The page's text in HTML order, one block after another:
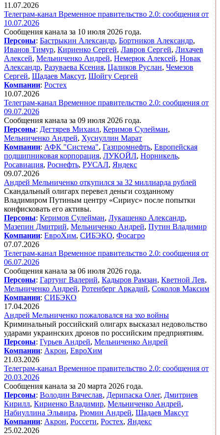
11.07.2026
Телеграм-канал Временное правительство 2.0: сообщения от
10.07.2026
Сообщения канала за 10 июля 2026 года.
Персоны: Бастрыкин Александр, Бортников Александр,
Иванов Тимур, Кириенко Сергей, Лавров Сергей, Лихачев
Алексей, Мельниченко Андрей, Немерюк Алексей, Новак
Александр, Разуваева Ксения, Цаликов Руслан, Чемезов
Сергей, Шадаев Максут, Шойгу Сергей
Компании: Ростех
10.07.2026
Телеграм-канал Временное правительство 2.0: сообщения от
09.07.2026
Сообщения канала за 09 июля 2026 года.
Персоны: Дегтярев Михаил, Керимов Сулейман,
Мельниченко Андрей, Хуснуллин Марат
Компании: АФК "Система", Газпромнефть, Европейская
подшипниковая корпорация, ЛУКОЙЛ, Норникель,
Росавиация, Роснефть, РУСАЛ, Яндекс
09.07.2026
Андрей Мельниченко откупился за 32 миллиарда рублей
Скандальный олигарх перевел деньги созданному
Владимиром Путиным центру «Сириус» после попытки
конфисковать его активы.
Персоны: Керимов Сулейман, Лукашенко Александр,
Мазепин Дмитрий, Мельниченко Андрей, Путин Владимир
Компании: ЕвроХим, СИБЭКО, Фосагро
07.07.2026
Телеграм-канал Временное правительство 2.0: сообщения от
06.07.2026
Сообщения канала за 06 июля 2026 года.
Персоны: Гартунг Валерий, Кадыров Рамзан, Кветной Лев,
Мельниченко Андрей, Ротенберг Аркадий, Соколов Максим
Компании: СИБЭКО
17.04.2026
Андрей Мельниченко пожаловался на эхо войны
Криминальный российский олигарх высказал недовольство
ударами украинских дронов по российским предприятиям.
Персоны: Гурьев Андрей, Мельниченко Андрей
Компании: Акрон, ЕвроХим
21.03.2026
Телеграм-канал Временное правительство 2.0: сообщения от
20.03.2026
Сообщения канала за 20 марта 2026 года.
Персоны: Володин Вячеслав, Дерипаска Олег, Дмитриев
Кирилл, Кириенко Владимир, Мельниченко Андрей,
Набиуллина Эльвира, Рюмин Андрей, Шадаев Максут
Компании: Акрон, Россети, Ростех, Яндекс
25.02.2026